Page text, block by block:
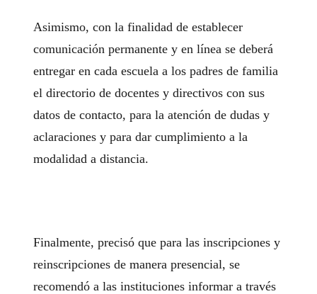
Asimismo, con la finalidad de establecer
comunicación permanente y en línea se deberá
entregar en cada escuela a los padres de familia
el directorio de docentes y directivos con sus
datos de contacto, para la atención de dudas y
aclaraciones y para dar cumplimiento a la
modalidad a distancia.
Finalmente, precisó que para las inscripciones y
reinscripciones de manera presencial, se
recomendó a las instituciones informar a través